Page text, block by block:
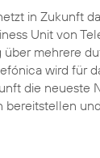
in Zukunft
Unit von
mehrere
wird für
die
bereitstellen